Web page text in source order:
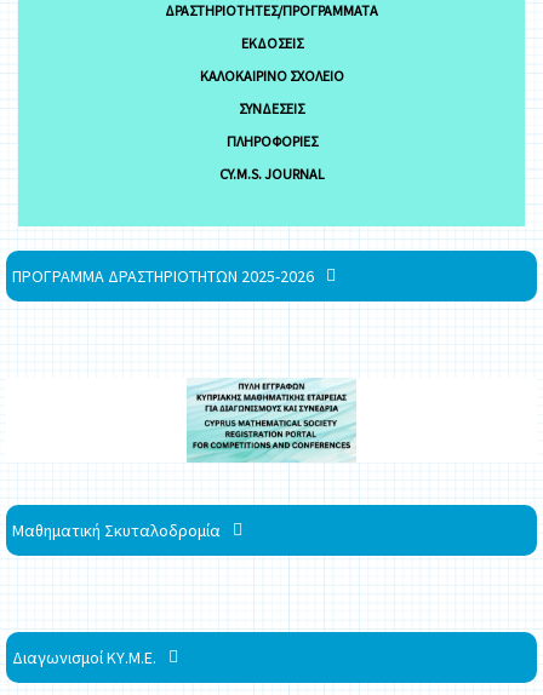
ΔΡΑΣΤΗΡΙΌΤΗΤΕΣ/ΠΡΟΓΡΆΜΜΑΤΑ
ΕΚΔΌΣΕΙΣ
ΚΑΛΟΚΑΙΡΙΝΌ ΣΧΟΛΕΊΟ
ΣΥΝΔΈΣΕΙΣ
ΠΛΗΡΟΦΟΡΊΕΣ
CY.M.S. JOURNAL
ΠΡΟΓΡΑΜΜΑ ΔΡΑΣΤΗΡΙΟΤΗΤΩΝ 2025-2026
Μαθηματική Σκυταλοδρομία
Διαγωνισμοί ΚΥ.Μ.Ε.